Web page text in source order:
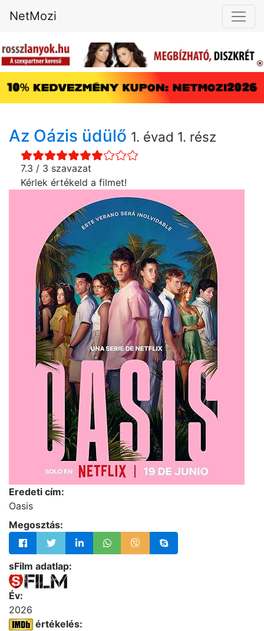
NetMozi
Az Oázis üdülő 1. évad 1. rész
7.3 / 3 szavazat
Kérlek értékeld a filmet!
Eredeti cím:
Oasis
Megosztás:
sFilm adatlap:
Év:
2026
értékelés: